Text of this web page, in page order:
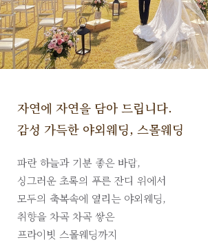
자연에 자연을 담아 드립니다.
감성 가득한 야외웨딩, 스몰웨딩
파란 하늘과 기분 좋은 바람,
싱그러운 초록의 푸른 잔디 위에서
모두의 축복속에 열리는 야외웨딩,
취향을 차곡 차곡 쌓은
프라이빗 스몰웨딩까지